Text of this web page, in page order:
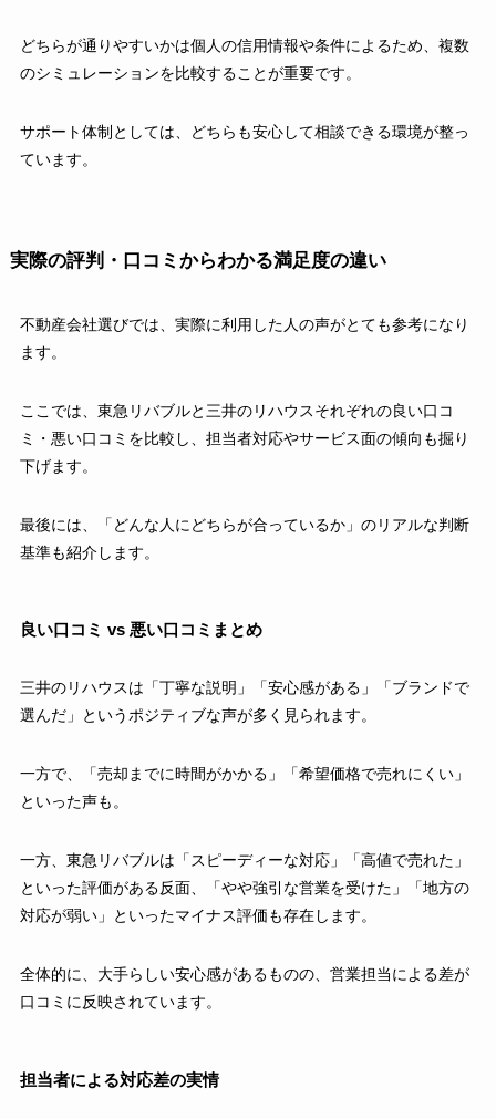
どちらが通りやすいかは個人の信用情報や条件によるため、複数
のシミュレーションを比較することが重要です。
サポート体制としては、どちらも安心して相談できる環境が整っ
ています。
実際の評判・口コミからわかる満足度の違い
不動産会社選びでは、実際に利用した人の声がとても参考になり
ます。
ここでは、東急リバブルと三井のリハウスそれぞれの良い口コ
ミ・悪い口コミを比較し、担当者対応やサービス面の傾向も掘り
下げます。
最後には、「どんな人にどちらが合っているか」のリアルな判断
基準も紹介します。
良い口コミ vs 悪い口コミまとめ
三井のリハウスは「丁寧な説明」「安心感がある」「ブランドで
選んだ」というポジティブな声が多く見られます。
一方で、「売却までに時間がかかる」「希望価格で売れにくい」
といった声も。
一方、東急リバブルは「スピーディーな対応」「高値で売れた」
といった評価がある反面、「やや強引な営業を受けた」「地方の
対応が弱い」といったマイナス評価も存在します。
全体的に、大手らしい安心感があるものの、営業担当による差が
口コミに反映されています。
担当者による対応差の実情